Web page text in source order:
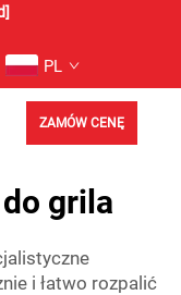
PL
ZAMÓW CENĘ
grila
i łatwo rozpalić